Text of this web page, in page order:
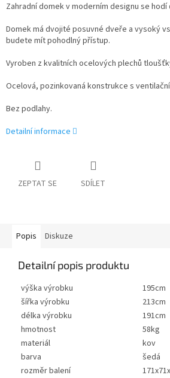
Zahradní domek v moderním designu se hodí
Domek má dvojité posuvné dveře a vysoký
budete mít pohodlný přístup.
Vyroben z kvalitních ocelových plechů
Ocelová, pozinkovaná konstrukce s
Bez podlahy.
Detailní informace
ZEPTAT SE SDÍLET
Popis Diskuze
Detailní popis produktu
výška výrobku
195cm
šířka výrobku
213cm
délka výrobku
191cm
hmotnost
58kg
materiál
kov
barva
šedá
rozměr balení